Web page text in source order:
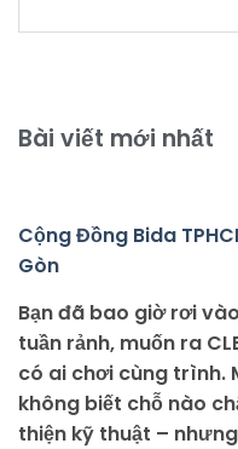
Bài viết mới nhất
Cộng Đồng Bida
Gòn
Bạn đã bao giờ rơi
tuần rảnh, muốn ra
có ai chơi cùng trình.
không biết chỗ nào
thiện kỹ thuật –